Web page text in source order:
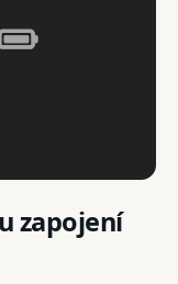
zapojení